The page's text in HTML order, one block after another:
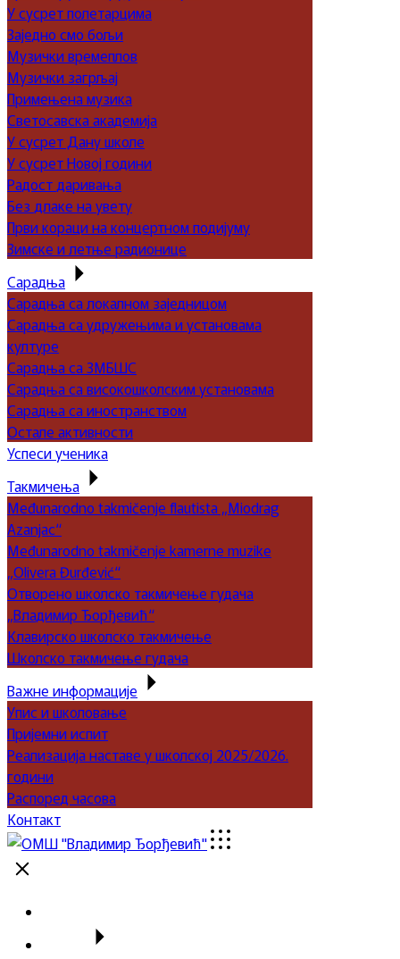
У сусрет полетарцима
Заједно смо бољи
Музички времеплов
Музички загрљај
Примењена музика
Светосавска академија
У сусрет Дану школе
У сусрет Новој години
Радост даривања
Без длаке на увету
Први кораци на концертном подијуму
Зимске и летње радионице
Сарадња
Сарадња са локалном заједницом
Сарадња са удружењима и установама
културе
Сарадња са ЗМБШС
Сарадња са високошколским установама
Сарадња са иностранством
Остале активности
Успеси ученика
Такмичења
Međunarodno takmičenje flautista „Miodrag
Azanjac“
Međunarodno takmičenje kamerne muzike
„Olivera Đurđević“
Отворено школско такмичење гудача
„Владимир Ђорђевић“
Клавирско школско такмичење
Школско такмичење гудача
Важне информације
Упис и школовање
Пријемни испит
Реализација наставе у школској 2025/2026.
години
Распоред часова
Контакт